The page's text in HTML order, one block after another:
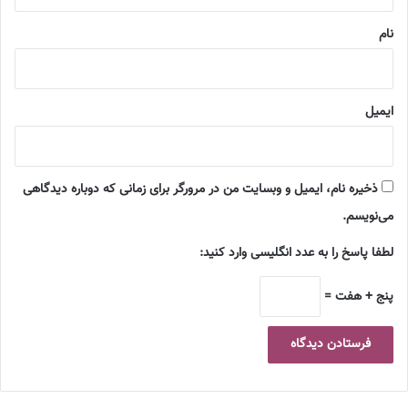
نام
ایمیل
ذخیره نام، ایمیل و وبسایت من در مرورگر برای زمانی که دوباره دیدگاهی
می‌نویسم.
لطفا پاسخ را به عدد انگلیسی وارد کنید:
پنج + هفت =